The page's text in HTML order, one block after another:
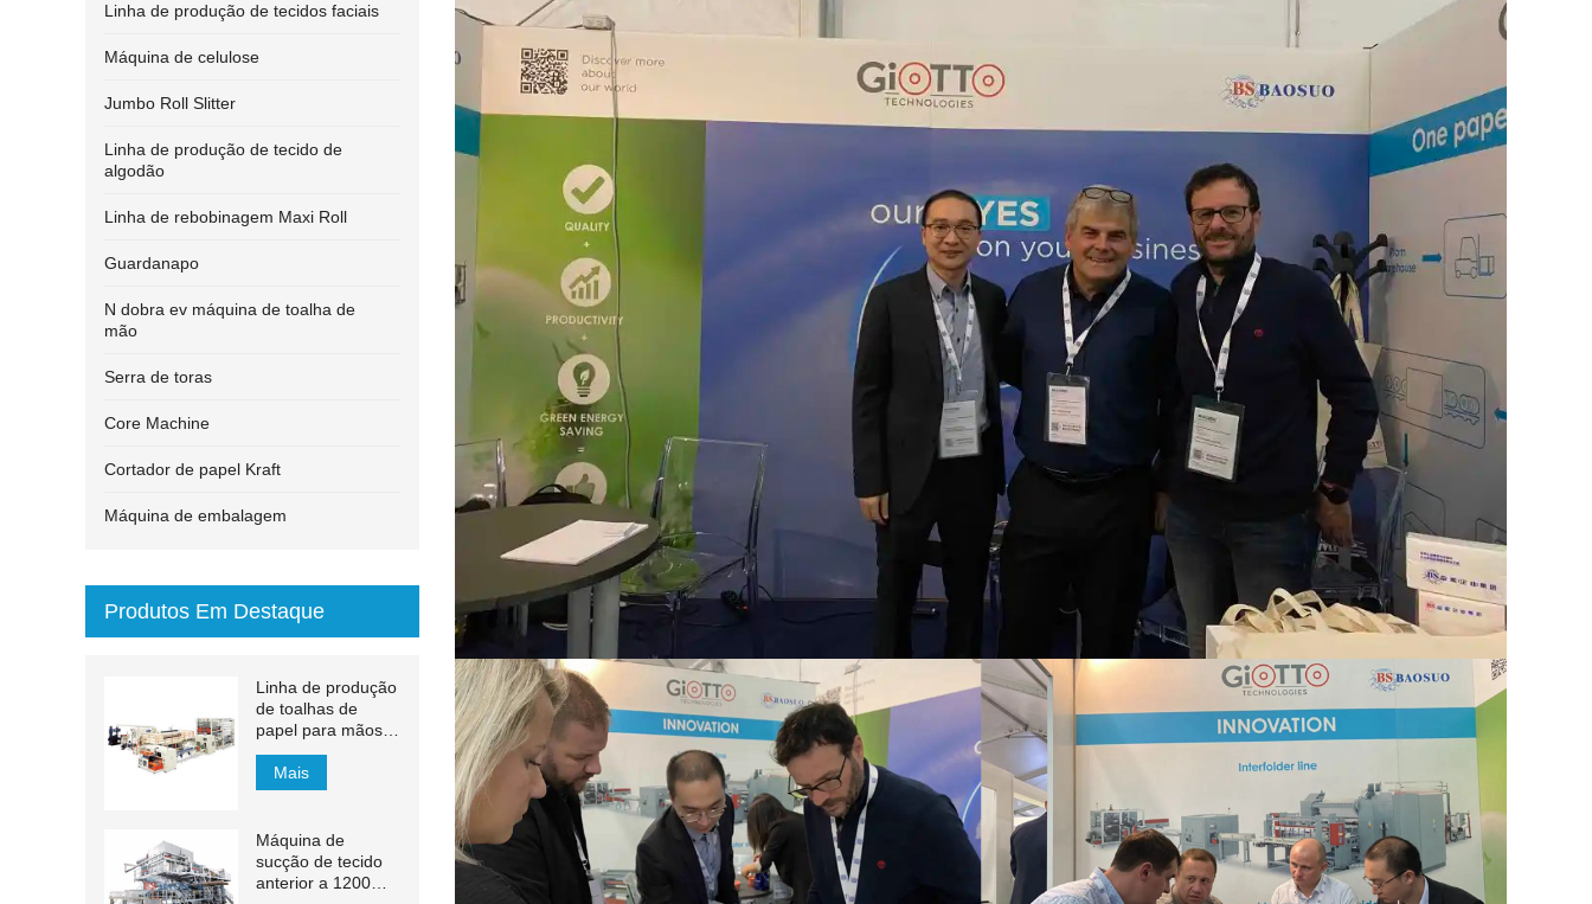
Linha de produção de tecidos faciais
Máquina de celulose
Jumbo Roll Slitter
Linha de produção de tecido de
algodão
Linha de rebobinagem Maxi Roll
Guardanapo
N dobra ev máquina de toalha de
mão
Serra de toras
Core Machine
Cortador de papel Kraft
Máquina de embalagem
Produtos Em Destaque
Linha de produção
de toalhas de
papel para mãos
com transferência
automática MJN-
PL
Mais
Máquina de
sucção de tecido
anterior a 1200m /